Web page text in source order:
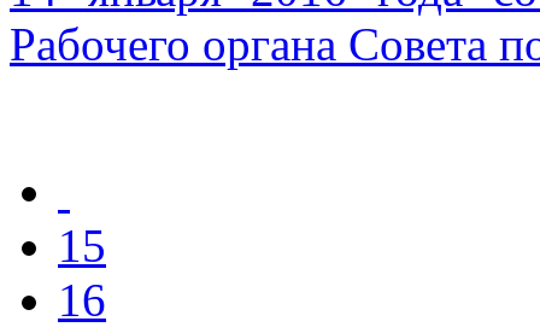
Рабочего органа Совета
15
16